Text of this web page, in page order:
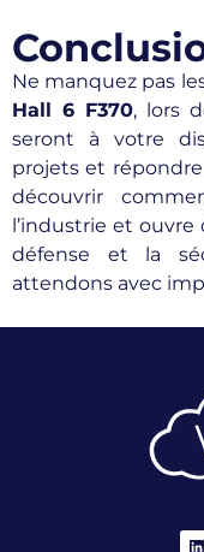
Ne manquez pas
Hall 6 F370, lors
seront à votre
projets et
découvrir
l’industrie et
défense et la
attendons avec